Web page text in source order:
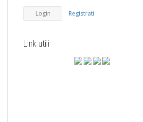
Registrati
Link utili